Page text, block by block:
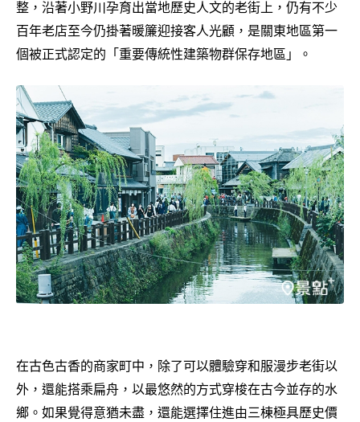
整，沿著小野川孕育出當地歷史人文的老街上，仍有不少
百年老店至今仍掛著暖簾迎接客人光顧，是關東地區第一
個被正式認定的「重要傳統性建築物群保存地區」。
在古色古香的商家町中，除了可以體驗穿和服漫步老街以
外，還能搭乘扁舟，以最悠然的方式穿梭在古今並存的水
鄉。如果覺得意猶未盡，還能選擇住進由三棟極具歷史價